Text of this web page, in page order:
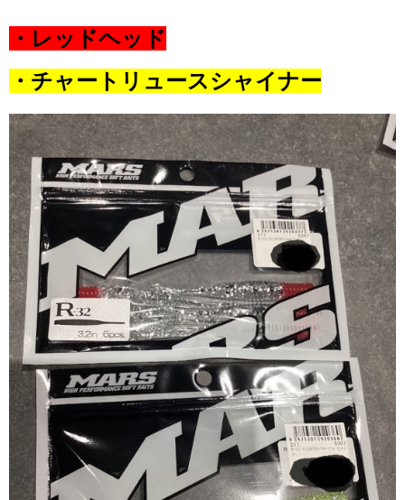
・レッドヘッド
・チャートリュースシャイナー